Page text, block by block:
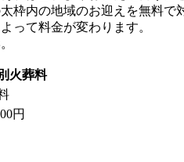
枠内の地域のお迎えを無料で
って料金が変わります。
火葬料
円